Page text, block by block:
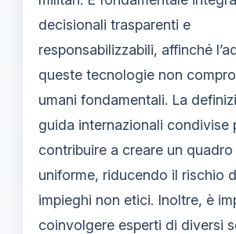
decisionali trasparenti e
responsabilizzabili, affinché
queste tecnologie non
umani fondamentali. La
guida internazionali condivise
contribuire a creare un
uniforme, riducendo il rischio
impieghi non etici. Inoltre, è
coinvolgere esperti di diversi